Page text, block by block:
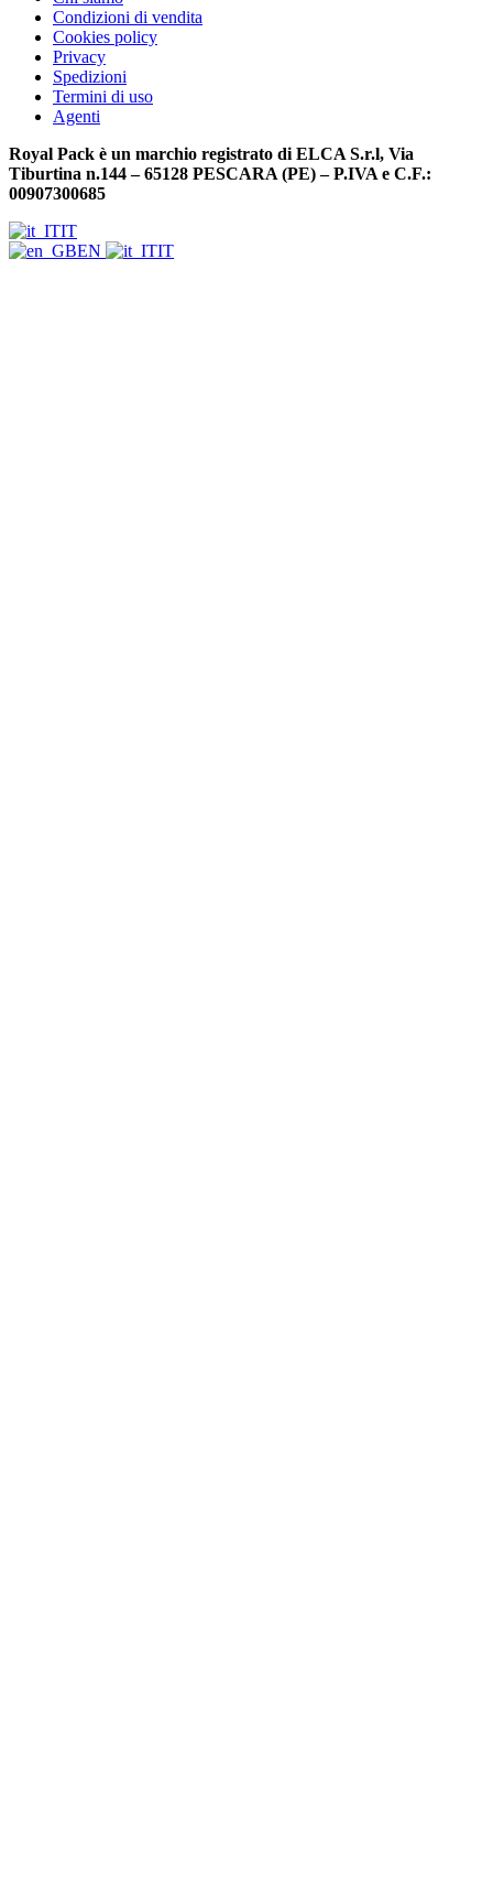
Condizioni di vendita
Cookies policy
Privacy
Spedizioni
Termini di uso
Agenti
Royal Pack è un marchio registrato di ELCA S.r.l, Via
Tiburtina n.144 – 65128 PESCARA (PE) – P.IVA e C.F.:
00907300685
IT
EN
IT